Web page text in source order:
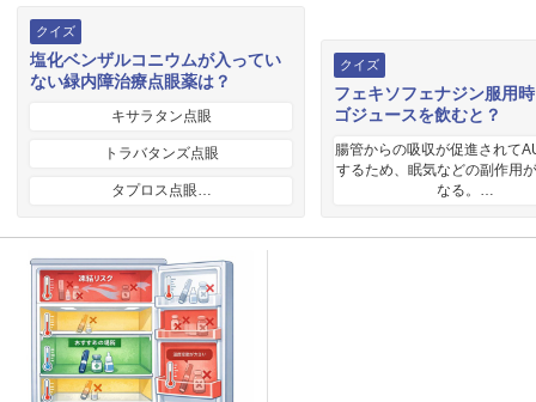
クイズ
塩化ベンザルコニウムが入ってい
ない緑内障治療点眼薬は？
キサラタン点眼
トラバタンズ点眼
タプロス点眼…
クイズ
フェキソフェナジン服用
ゴジュースを飲むと？
腸管からの吸収が促進されて
するため、眠気などの副作用
なる。…